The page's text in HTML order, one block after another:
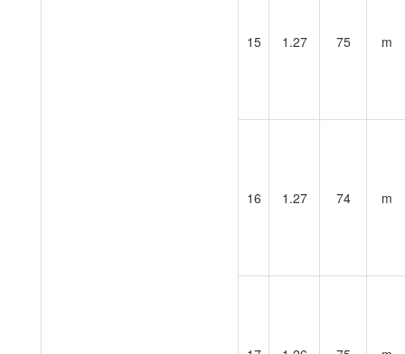
15 1.27 75 m
16 1.27 74 m